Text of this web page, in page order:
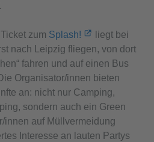
zum Splash!
liegt bei
nach Leipzig fliegen, von dort
fahren und auf einen Bus
Organisator/innen bieten
an: nicht nur Camping,
sondern auch ein Green
innen auf Müllvermeidung
Interesse an lauten Partys